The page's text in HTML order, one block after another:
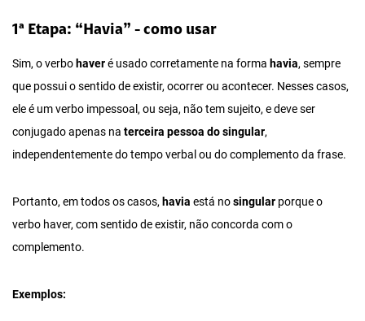
1ª Etapa: “Havia” - como usar
Sim, o verbo haveré usado corretamente na forma havia, sempre
que possui o sentido de existir, ocorrer ou acontecer. Nesses casos,
ele é um verbo impessoal, ou seja, não tem sujeito, e deve ser
conjugado apenas na terceira pessoa do singular,
independentemente do tempo verbal ou do complemento da frase.
Portanto, em todos os casos, havia está nosingular porque o
verbo haver, com sentido de existir, não concorda com o
complemento.
Exemplos: